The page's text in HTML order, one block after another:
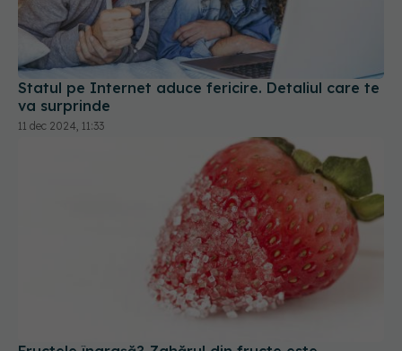
Statul pe Internet aduce fericire. Detaliul care te
va surprinde
11 dec 2024, 11:33
Fructele îngrașă? Zahărul din fructe este
periculos? Răspunsul te va surprinde